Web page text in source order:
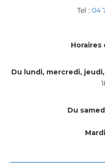
Tel : 04
Du lundi, mercredi,
Du